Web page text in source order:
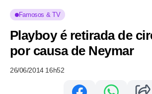
Famosos & TV
Playboy é retirada de
por causa de Neymar
26/06/2014 16h52